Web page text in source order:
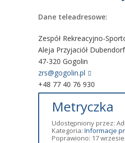
Dane teleadresowe:
Zespół Rekreacyjno-
Aleja Przyjaciół
47-320 Gogolin
zrs@gogolin.pl
+48 77 40 76 930
Metryczka
Udostępniony przez:
Kategoria: Informacje
Poprawiono: 17